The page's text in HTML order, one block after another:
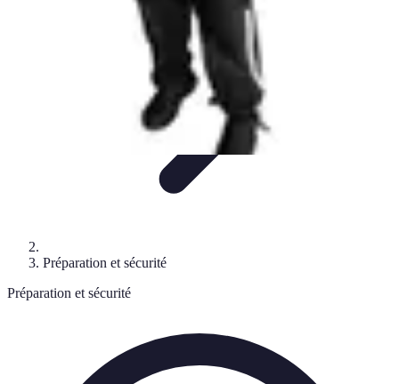
Préparation et sécurité
Préparation et sécurité